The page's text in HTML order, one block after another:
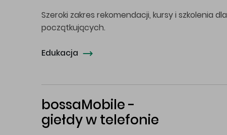
Szeroki zakres rekomendacji, kursy i szkolenia dla
początkujących.
Edukacja
bossaMobile -
giełdy w telefonie